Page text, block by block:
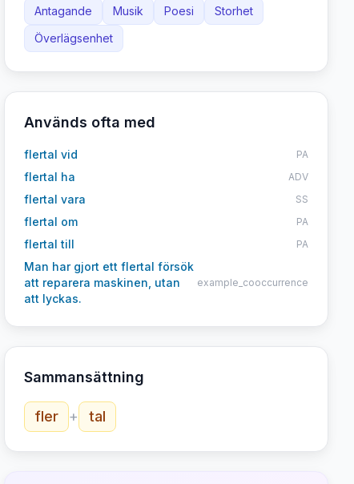
Antagande Musik Poesi
Storhet
Överlägsenhet
Används ofta med
flertal vid PA
flertal ha ADV
flertal vara SS
flertal om PA
flertal till PA
Man har gjort ett flertal försök
att reparera maskinen, utan
att lyckas.
example_cooccurrence
Sammansättning
fler + tal